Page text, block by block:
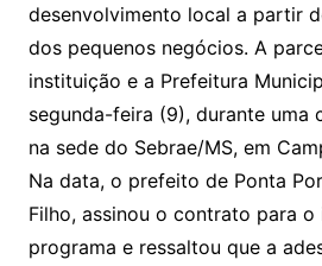
desenvolvimento local a partir
dos pequenos negócios. A
instituição e a Prefeitura
segunda-feira (9), durante uma
na sede do Sebrae/MS, em
Na data, o prefeito de Ponta
Filho, assinou o contrato para
programa e ressaltou que a